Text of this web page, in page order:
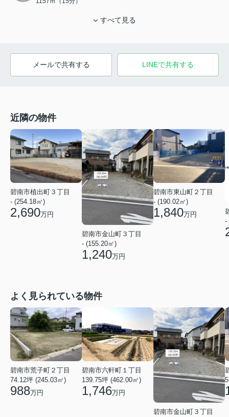
すべて見る
メールで共有する LINEで共有する
近隣の物件
碧南市植出町３丁目
- (254.18㎡)
2,690万円
碧南市金山町３丁目
- (155.20㎡)
1,240万円
碧南市東山町２丁目
- (190.02㎡)
1,840万円
-
よく見られている物件
碧南市荒子町２丁目
74.12坪 (245.03㎡)
988万円
碧南市六軒町１丁目
139.75坪 (462.00㎡)
1,746万円
碧南市金山町３丁目